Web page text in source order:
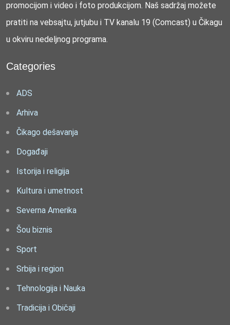
promocijom i video i foto produkcijom. Naš sadržaj možete
pratiti na vebsajtu, jutjubu i TV kanalu 19 (Comcast) u Čikagu
u okviru nedeljnog programa.
Categories
ADS
Arhiva
Čikago dešavanja
Događaji
Istorija i religija
Kultura i umetnost
Severna Amerika
Šou biznis
Sport
Srbija i region
Tehnologija i Nauka
Tradicija i Običaji